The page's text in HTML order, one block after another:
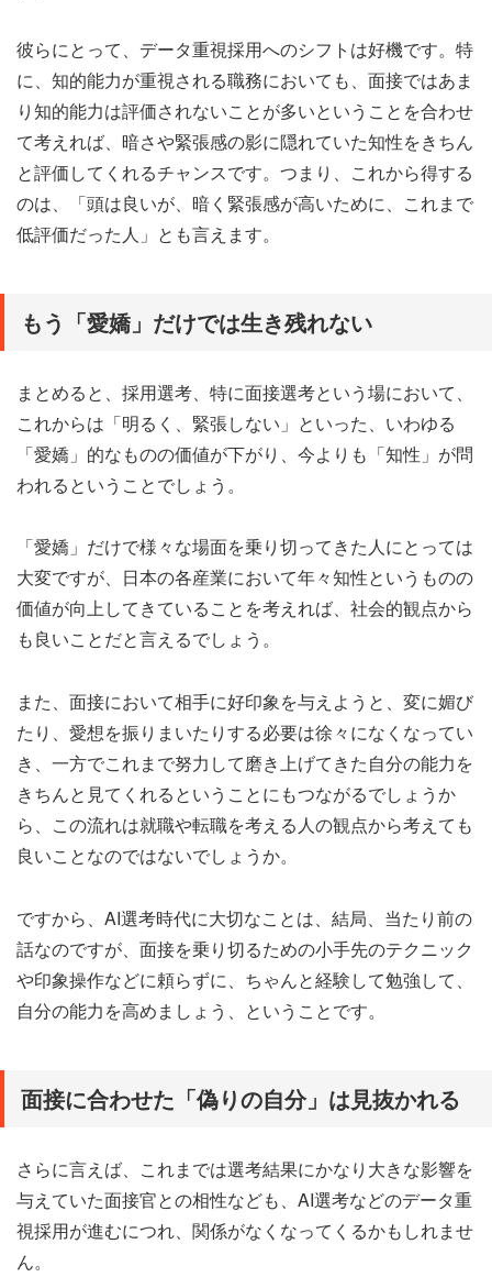
彼らにとって、データ重視採用へのシフトは好機です。特
に、知的能力が重視される職務においても、面接ではあま
り知的能力は評価されないことが多いということを合わせ
て考えれば、暗さや緊張感の影に隠れていた知性をきちん
と評価してくれるチャンスです。つまり、これから得する
のは、「頭は良いが、暗く緊張感が高いために、これまで
低評価だった人」とも言えます。
もう「愛嬌」だけでは生き残れない
まとめると、採用選考、特に面接選考という場において、
これからは「明るく、緊張しない」といった、いわゆる
「愛嬌」的なものの価値が下がり、今よりも「知性」が問
われるということでしょう。
「愛嬌」だけで様々な場面を乗り切ってきた人にとっては
大変ですが、日本の各産業において年々知性というものの
価値が向上してきていることを考えれば、社会的観点から
も良いことだと言えるでしょう。
また、面接において相手に好印象を与えようと、変に媚び
たり、愛想を振りまいたりする必要は徐々になくなってい
き、一方でこれまで努力して磨き上げてきた自分の能力を
きちんと見てくれるということにもつながるでしょうか
ら、この流れは就職や転職を考える人の観点から考えても
良いことなのではないでしょうか。
ですから、AI選考時代に大切なことは、結局、当たり前の
話なのですが、面接を乗り切るための小手先のテクニック
や印象操作などに頼らずに、ちゃんと経験して勉強して、
自分の能力を高めましょう、ということです。
面接に合わせた「偽りの自分」は見抜かれる
さらに言えば、これまでは選考結果にかなり大きな影響を
与えていた面接官との相性なども、AI選考などのデータ重
視採用が進むにつれ、関係がなくなってくるかもしれませ
ん。